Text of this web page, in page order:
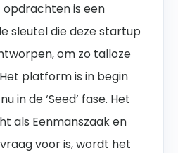
is een
sleutel die deze startup
om zo talloze
platform is in begin
in de ‘Seed’ fase. Het
als Eenmanszaak en
voor is, wordt het